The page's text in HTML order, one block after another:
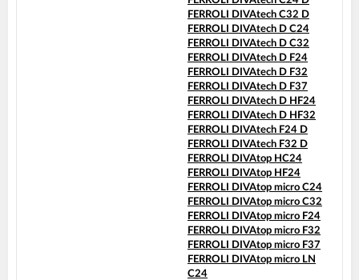
FERROLI DIVAtech C32 D
FERROLI DIVAtech D C24
FERROLI DIVAtech D C32
FERROLI DIVAtech D F24
FERROLI DIVAtech D F32
FERROLI DIVAtech D F37
FERROLI DIVAtech D HF24
FERROLI DIVAtech D HF32
FERROLI DIVAtech F24 D
FERROLI DIVAtech F32 D
FERROLI DIVAtop HC24
FERROLI DIVAtop HF24
FERROLI DIVAtop micro C24
FERROLI DIVAtop micro C32
FERROLI DIVAtop micro F24
FERROLI DIVAtop micro F32
FERROLI DIVAtop micro F37
FERROLI DIVAtop micro LN
C24